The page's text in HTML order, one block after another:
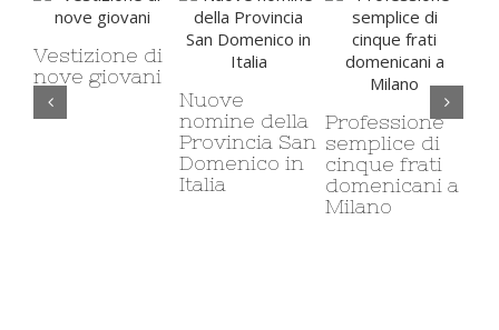
Vestizione di
nove giovani
Nuove
nomine della
Provincia San
Domenico in
Italia
Professione
semplice di
cinque frati
domenicani a
Milano